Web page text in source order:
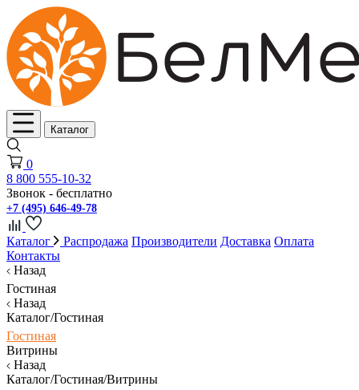
Каталог
0
8 800 555-10-32
Звонок - бесплатно
+7 (495) 646-49-78
Каталог Распродажа Производители Доставка Оплата
Контакты
Назад
Гостиная
Назад
Каталог/Гостиная
Гостиная
Витрины
Назад
Каталог/Гостиная/Витрины